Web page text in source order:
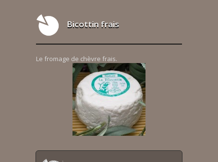
Bicottin frais
Le fromage de chèvre frais.